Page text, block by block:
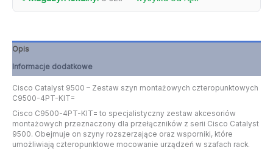
Opis
Informacje dodatkowe
Cisco Catalyst 9500 – Zestaw szyn montażowych czteropunktowych
C9500-4PT-KIT=
Cisco C9500-4PT-KIT= to specjalistyczny zestaw akcesoriów
montażowych przeznaczony dla przełączników z serii Cisco Catalyst
9500. Obejmuje on szyny rozszerzające oraz wsporniki, które
umożliwiają czteropunktowe mocowanie urządzeń w szafach rack.